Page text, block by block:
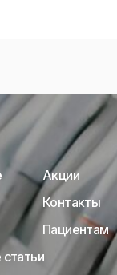
Акции
Контакты
Пациентам